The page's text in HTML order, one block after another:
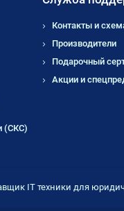
(СКС)
Контакты и
Производители
Подарочный
Акции и
IT техники для